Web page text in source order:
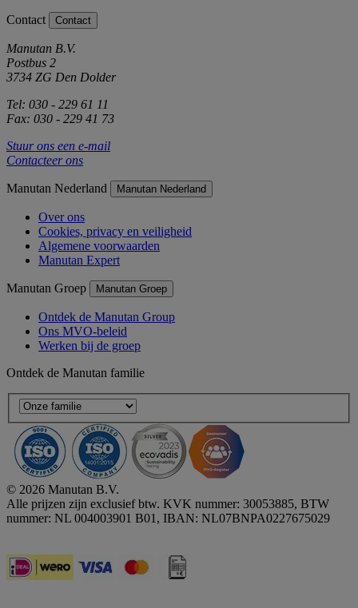
Contact Contact
Manutan B.V.
Postbus 2
3734 ZG Den Dolder
Tel: 030 - 229 61 11
Fax: 030 - 229 41 73
Stuur ons een e-mail
Contacteer ons
Manutan Nederland Manutan Nederland
Over ons
Cookies, privacy en veiligheid
Algemene voorwaarden
Manutan Expert
Manutan Groep Manutan Groep
Ontdek de Manutan Group
Ons MVO-beleid
Werken bij de groep
Ontdek de Manutan familie
© 2026 Manutan B.V.
Alle prijzen zijn exclusief btw. KVK nummer: 30053885, BTW
nummer: NL 004003901 B01, IBAN: NL07BNPA0227675029